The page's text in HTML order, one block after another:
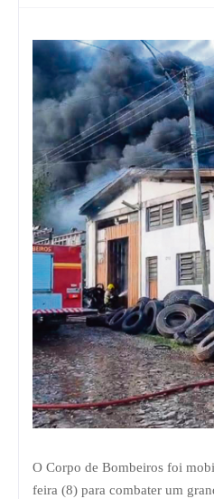
O Corpo de Bombeiros foi
feira (8) para combater um